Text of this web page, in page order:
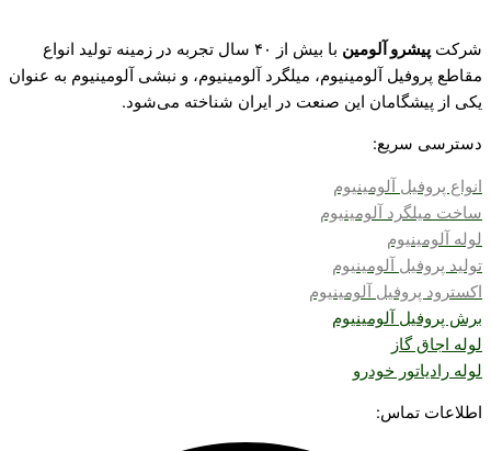
شرکت پیشرو آلومین
با بیش از ۴۰ سال تجربه در زمینه تولید انواع
مقاطع پروفیل آلومینیوم، میلگرد آلومینیوم، و نبشی آلومینیوم به عنوان
یکی از پیشگامان این صنعت در ایران شناخته می‌شود.
دسترسی سریع:
انواع پروفیل آلومینیوم
ساخت میلگرد آلومینیوم
لوله آلومینیوم
تولید پروفیل آلومینیوم
اکسترود پروفیل آلومینیوم
برش پروفیل آلومینیوم
لوله اجاق گاز
لوله رادیاتور خودرو
اطلاعات تماس: